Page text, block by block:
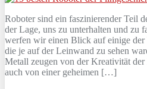
Roboter sind ein faszinierender Teil
der Lage, uns zu unterhalten und zu
werfen wir einen Blick auf einige der
die je auf der Leinwand zu sehen
Metall zeugen von der Kreativität
auch von einer geheimen […]